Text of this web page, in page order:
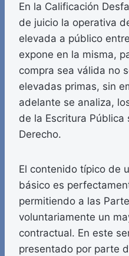
En la Calificación
de juicio la operativa
elevada a público
expone en la misma,
compra sea válida no
elevadas primas, sin
adelante se analiza,
de la Escritura
Derecho.
El contenido típico de
básico es
permitiendo a las
voluntariamente un
contractual. En este
presentado por parte